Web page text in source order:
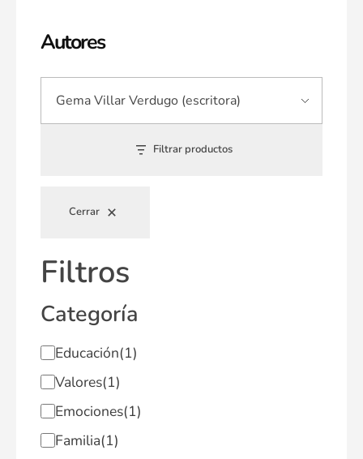
Autores
Filtrar productos
Cerrar
Filtros
Categoría
Educación(1)
Valores(1)
Emociones(1)
Familia(1)